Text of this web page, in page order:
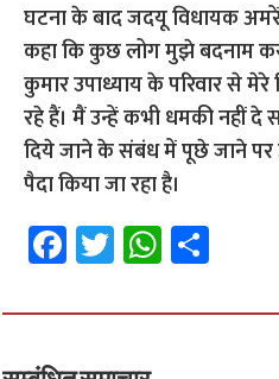
घटना के बाद जदयू विधायक
कहा कि कुछ लोग मुझे बदनाम
कुमार उपाध्याय के परिवार से
रहे हैं। मैं उन्हें कभी धमकी नहीं दे
दिये जाने के संबंध में पूछे जाने पर
पैदा किया जा रहा है।
Fa
ce
b
o
T
wi
tt
er
W
h
at ar